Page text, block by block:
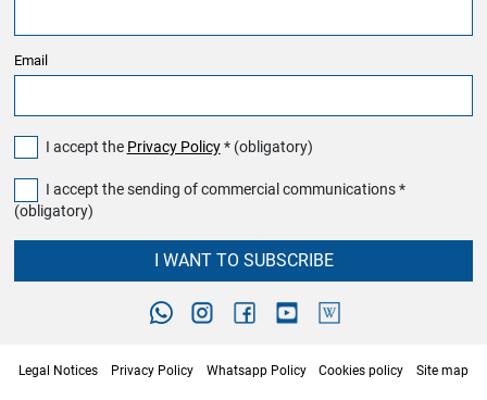
Email
I accept the Privacy Policy* (obligatory)
I accept the sending of commercial communications *
(obligatory)
I WANT TO SUBSCRIBE
Legal Notices Privacy Policy Whatsapp Policy Cookies policy Site map